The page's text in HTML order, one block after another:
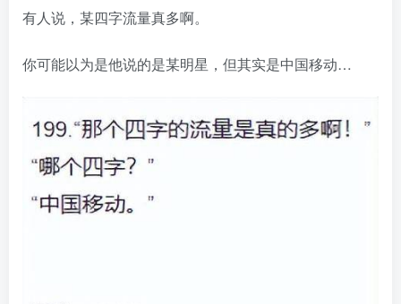
有人说，某四字流量真多啊。
你可能以为是他说的是某明星，但其实是中国移动…